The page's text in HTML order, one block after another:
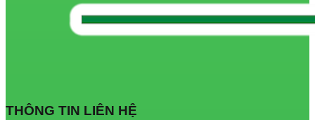
THÔNG TIN LIÊN HỆ